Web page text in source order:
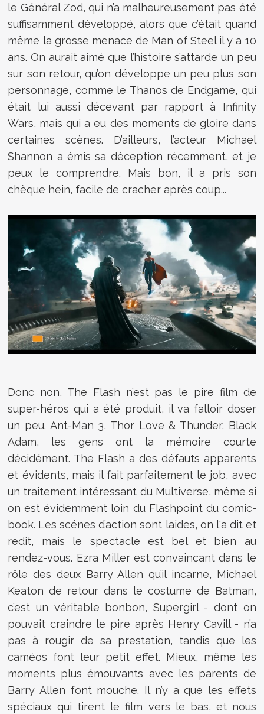
le Général Zod, qui n’a malheureusement pas été
suffisamment développé, alors que c’était quand
même la grosse menace de Man of Steel il y a 10
ans. On aurait aimé que l’histoire s’attarde un peu
sur son retour, qu’on développe un peu plus son
personnage, comme le Thanos de Endgame, qui
était lui aussi décevant par rapport à Infinity
Wars, mais qui a eu des moments de gloire dans
certaines scènes. D’ailleurs, l’acteur Michael
Shannon a émis sa déception récemment, et je
peux le comprendre. Mais bon, il a pris son
chèque hein, facile de cracher après coup...
Donc non, The Flash n’est pas le pire film de
super-héros qui a été produit, il va falloir doser
un peu. Ant-Man 3, Thor Love & Thunder, Black
Adam, les gens ont la mémoire courte
décidément. The Flash a des défauts apparents
et évidents, mais il fait parfaitement le job, avec
un traitement intéressant du Multiverse, même si
on est évidemment loin du Flashpoint du comic-
book. Les scénes d’action sont laides, on l'a dit et
redit, mais le spectacle est bel et bien au
rendez-vous. Ezra Miller est convaincant dans le
rôle des deux Barry Allen qu’il incarne, Michael
Keaton de retour dans le costume de Batman,
c’est un véritable bonbon, Supergirl - dont on
pouvait craindre le pire après Henry Cavill - n’a
pas à rougir de sa prestation, tandis que les
caméos font leur petit effet. Mieux, même les
moments plus émouvants avec les parents de
Barry Allen font mouche. Il n’y a que les effets
spéciaux qui tirent le film vers le bas, et nous